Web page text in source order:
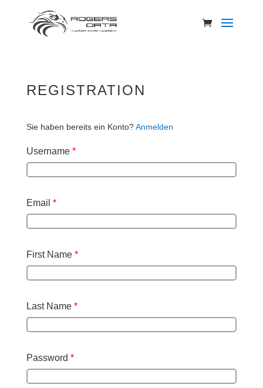
REGISTRATION
Sie haben bereits ein Konto?Anmelden
Username *
Email *
First Name *
Last Name *
Password *